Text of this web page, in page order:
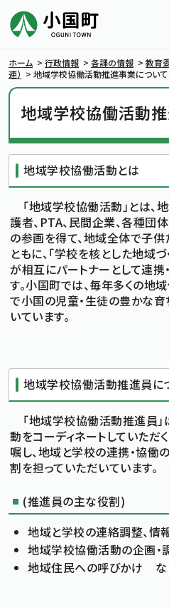
小国町について
暮らしの情報
行政情報
条例・規則
小国町議会
Foreign
メニュー
ホーム > 行政情報 > 各課の情報 > 教育
連） > 地域学校協働活動推進事業について
地域学校協働活動
地域学校協働活動とは
「地域学校協働活動」とは、
護者、PTA、民間企業、各種団
の参画を得て、地域全体で子
ともに、「学校を核とした地域
が相互にパートナーとして連携
す。小国町では、毎年多くの地
で小国の児童・生徒の豊かな
いています。
地域学校協働活動推進員に
「地域学校協働活動推進員」
動をコーディネートしていただ
嘱し、地域と学校の連携・協働
割を担っていただいています。
(推進員の主な役割)
地域と学校の連絡調整、情
地域学校協働活動の企画・
地域住民への呼びかけ な